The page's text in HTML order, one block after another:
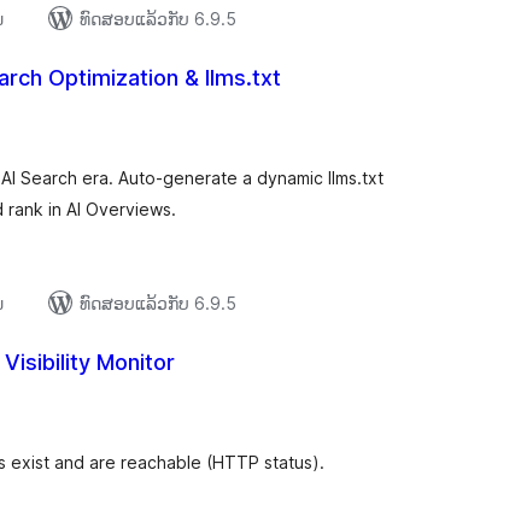
ທົດສອບແລ້ວກັບ 6.9.5
Optimization & llms.txt
Search era. Auto-generate a dynamic llms.txt
in AI Overviews.
ທົດສອບແລ້ວກັບ 6.9.5
Visibility Monitor
and are reachable (HTTP status).